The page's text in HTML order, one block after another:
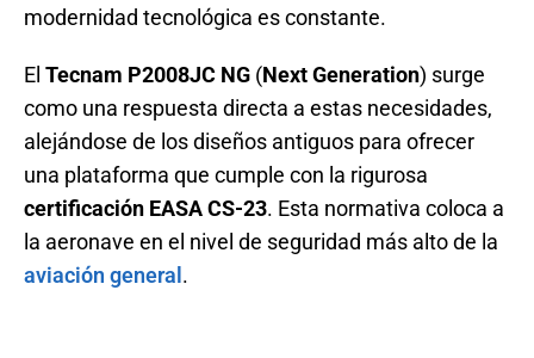
modernidad tecnológica es constante.
El Tecnam P2008JC NG (Next Generation) surge
como una respuesta directa a estas necesidades,
alejándose de los diseños antiguos para ofrecer
una plataforma que cumple con la rigurosa
certificación EASA CS-23. Esta normativa coloca a
la aeronave en el nivel de seguridad más alto de la
aviación general.